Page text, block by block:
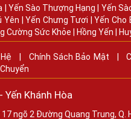
Yến Sào Thượng Hạng Yến
Yên |Yến Chưng Tươi |Yến Cho
Cường Sức Khỏe
Hồng Yến
Chính Sách Bảo Mật |
- Yến Khánh Hòa
17 ngõ 2 Đường Quang Trung, Q.